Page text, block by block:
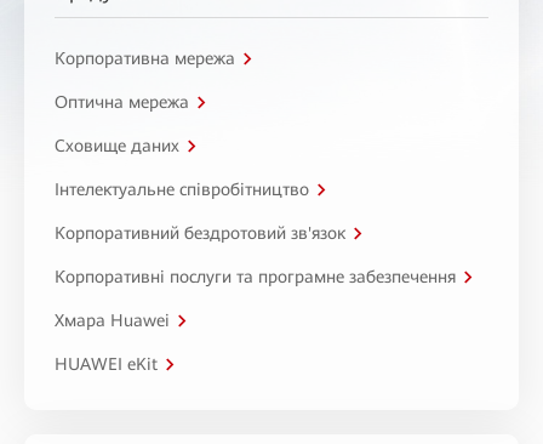
Корпоративна мережа
Оптична мережа
Сховище даних
Інтелектуальне співробітництво
Корпоративний бездротовий зв'язок
Корпоративні послуги та програмне забезпечення
Хмара Huawei
HUAWEI eKit